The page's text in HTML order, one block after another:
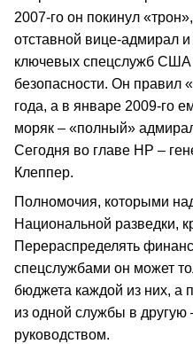
2007-го он покинул
отставной вице-адмирал
ключевых спецслужб США
безопасности. Он правил
года, а в январе 2009-го
моряк – «полный»
Сегодня во главе НР –
Клеппер.
Полномочия, которыми
Национальной разведки,
Перераспределять
спецслужбами он может
бюджета каждой из них, а
из одной службы в
руководством.